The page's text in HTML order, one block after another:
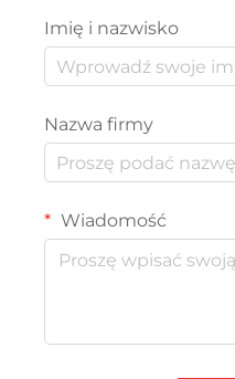
Imię i nazwisko
Nazwa firmy
Wiadomość